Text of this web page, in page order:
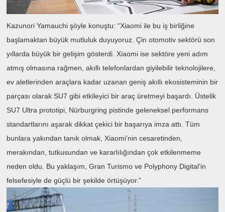
Kazunori Yamauchi şöyle konuştu: “Xiaomi ile bu iş birliğine
başlamaktan büyük mutluluk duyuyoruz. Çin otomotiv sektörü son
yıllarda büyük bir gelişim gösterdi. Xiaomi ise sektöre yeni adım
atmış olmasına rağmen, akıllı telefonlardan giyilebilir teknolojilere,
ev aletlerinden araçlara kadar uzanan geniş akıllı ekosisteminin bir
parçası olarak SU7 gibi etkileyici bir araç üretmeyi başardı. Üstelik
SU7 Ultra prototipi, Nürburgring pistinde geleneksel performans
standartlarını aşarak dikkat çekici bir başarıya imza attı. Tüm
bunlara yakından tanık olmak, Xiaomi’nin cesaretinden,
merakından, tutkusundan ve kararlılığından çok etkilenmeme
neden oldu. Bu yaklaşım, Gran Turismo ve Polyphony Digital’in
felsefesiyle de güçlü bir şekilde örtüşüyor.”